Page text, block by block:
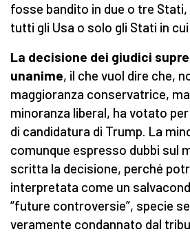
fosse bandito in due o tre
tutti gli Usa o solo gli Stati in
La decisione dei giudici
unanime, il che vuol dire che,
maggioranza conservatrice,
minoranza liberal, ha votato
di candidatura di Trump. La
comunque espresso dubbi sul
scritta la decisione, perché
interpretata come un
“future controversie”, specie
veramente condannato dal